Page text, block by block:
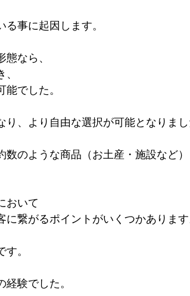
事に起因します。
なら、
でした。
り、より自由な選択が可能となりま
数のような商品（お土産・施設など
おいて
に繋がるポイントがいくつかありま
。
験でした。